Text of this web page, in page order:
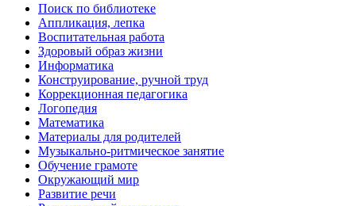
Поиск по библиотеке
Аппликация, лепка
Воспитательная работа
Здоровый образ жизни
Информатика
Конструирование, ручной труд
Коррекционная педагогика
Логопедия
Математика
Материалы для родителей
Музыкально-ритмическое занятие
Обучение грамоте
Окружающий мир
Развитие речи